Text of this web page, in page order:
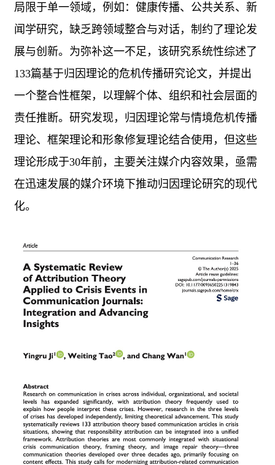
局限于单一领域，例如：健康传播、公共关系、新
闻学研究，缺乏跨领域整合与对话，制约了理论发
展与创新。为弥补这一不足，该研究系统性综述了
133篇基于归因理论的危机传播研究论文，并提出
一个整合性框架，以理解个体、组织和社会层面的
责任推断。研究发现，归因理论常与情境危机传播
理论、框架理论和形象修复理论结合使用，但这些
理论形成于30年前，主要关注媒介内容效果，亟需
在迅速发展的媒介环境下推动归因理论研究的现代
化。